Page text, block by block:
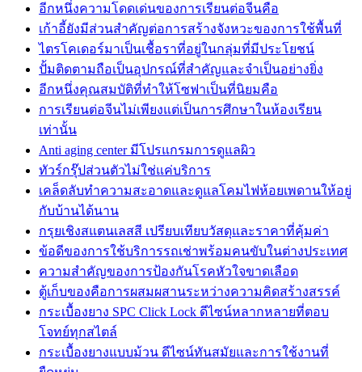
อีกหนึ่งความโดดเด่นของการเรียนต่อจีนคือ
เก้าอี้ยังมีส่วนสำคัญต่อการสร้างจังหวะของการใช้พื้นที่
ไตรโคเดอร์มาเป็นเชื้อราที่อยู่ในกลุ่มที่มีประโยชน์
ปั้มติดตามถือเป็นอุปกรณ์ที่สำคัญและจำเป็นอย่างยิ่ง
อีกหนึ่งคุณสมบัติที่ทำให้โซฟาเป็นที่นิยมคือ
การเรียนต่อจีนไม่เพียงแต่เป็นการศึกษาในห้องเรียน
เท่านั้น
Anti aging center มีโปรแกรมการดูแลผิว
ทัวร์กรุ๊ปส่วนตัวไม่ใช่แค่บริการ
เคล็ดลับทำความสะอาดและดูแลโคมไฟห้อยเพดานให้อยู่
กับบ้านได้นาน
กรุยเชิงสแตนเลสสี เปรียบเทียบวัสดุและราคาที่คุ้มค่า
ข้อดีของการใช้บริการรถเช่าพร้อมคนขับในต่างประเทศ
ความสำคัญของการป้องกันโรคหัวใจขาดเลือด
ตู้เก็บของคือการผสมผสานระหว่างความคิดสร้างสรรค์
กระเบื้องยาง SPC Click Lock ดีไซน์หลากหลายที่ตอบ
โจทย์ทุกสไตล์
กระเบื้องยางแบบม้วน ดีไซน์ทันสมัยและการใช้งานที่